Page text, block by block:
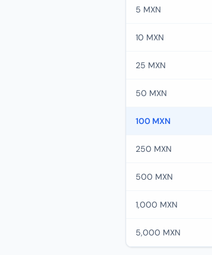
5 MXN
10 MXN
25 MXN
50 MXN
100 MXN
250 MXN
500 MXN
1,000 MXN
5,000 MXN